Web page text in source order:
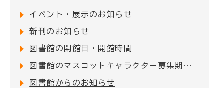
イベント・展示のお知らせ
新刊のお知らせ
図書館の開館日・開館時間
図書館のマスコットキャラクター募集期間終了
図書館からのお知らせ